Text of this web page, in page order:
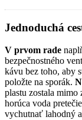
Jednoduchá
V prvom rade
bezpečnostného
kávu bez toho, aby
položte na sporák.
plastu zostala mimo
horúca voda
vychutnať lahodný